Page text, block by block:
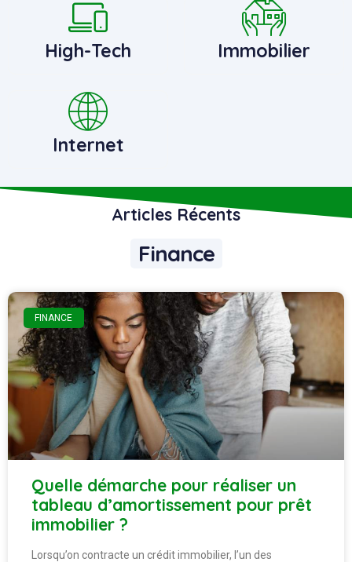
High-Tech Immobilier
Internet
Articles Récents
Finance
FINANCE
Quelle démarche pour réaliser un
tableau d’amortissement pour prêt
immobilier ?
Lorsqu’on contracte un crédit immobilier, l’un des